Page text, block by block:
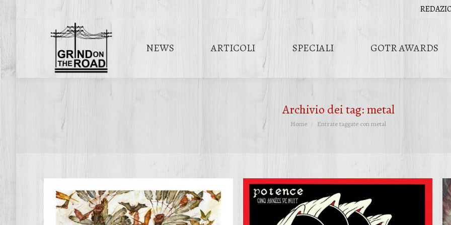
NEWS ARTICOLI SPECIALI GOTR AWARDS
Archivio dei tag:metal
Tu sei qui:
Home Entrate taggate con metal